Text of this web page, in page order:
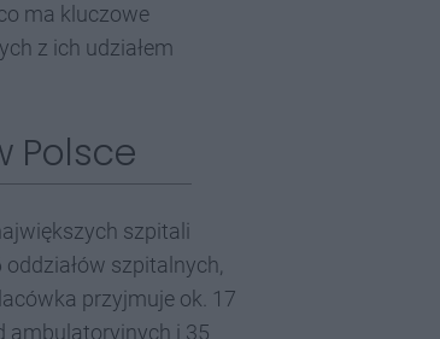
ma kluczowe
z ich udziałem
Polsce
szpitali
szpitalnych,
przyjmuje ok. 17
ambulatoryjnych i 35